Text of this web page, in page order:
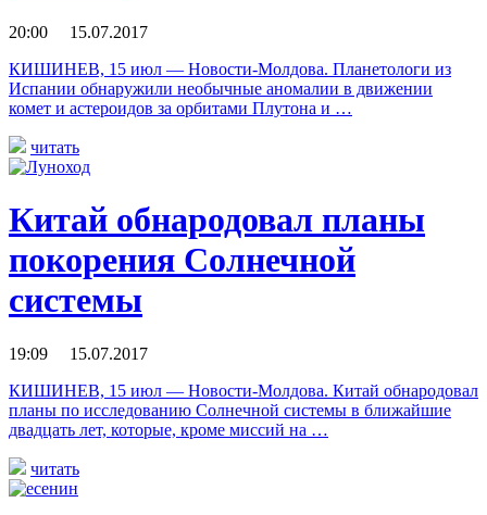
20:00 15.07.2017
КИШИНЕВ, 15 июл — Новости-Молдова. Планетологи из
Испании обнаружили необычные аномалии в движении
комет и астероидов за орбитами Плутона и …
читать
Китай обнародовал планы
покорения Солнечной
системы
19:09 15.07.2017
КИШИНЕВ, 15 июл — Новости-Молдова. Китай обнародовал
планы по исследованию Солнечной системы в ближайшие
двадцать лет, которые, кроме миссий на …
читать